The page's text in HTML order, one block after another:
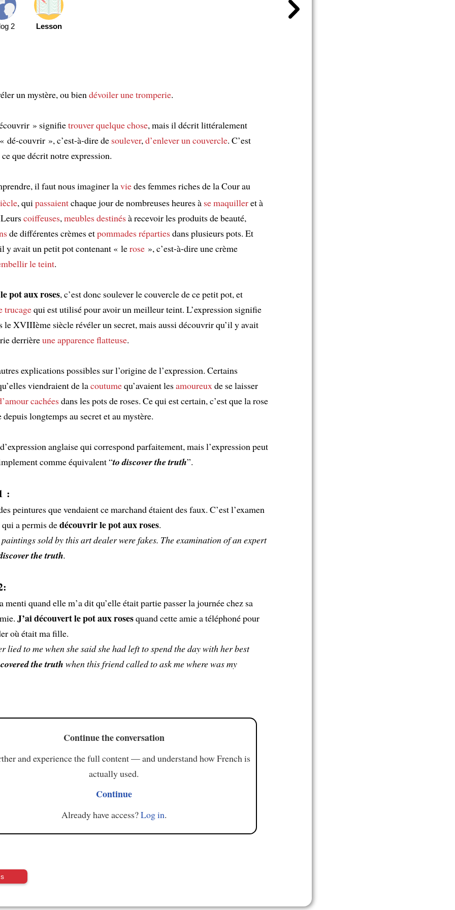
2 Lesson
un mystère, ou bien dévoilerune tromperie.
» signifietrouver quelque chose, mais il décrit littéralement
dé-couvrir », c’est-à-dire de soulever, d’enlever un couvercle. C’est
que décrit notre expression.
il faut nous imaginer laviedes femmes riches de la Cour au
, qui passaientchaque jour de nombreuses heures à se maquilleret à
coiffeuses, meublesdestinésà recevoir les produits de beauté,
de différentes crèmes etpommadesrépartiesdans plusieurs pots. Et
y avait un petit pot contenant « lerose», c’est-à-dire une crème
le teint.
pot aux roses, c’est donc soulever le couvercle de ce petit pot, et
trucagequi est utilisé pour avoir un meilleur teint. L’expression signifie
le XVIIIème siècle révéler un secret, mais aussi découvrir qu’il y avait
derrièreune apparence flatteuse.
explications possibles sur l’origine de l’expression. Certains
viendraient de lacoutumequ’avaient lesamoureux de se laisser
cachéesdans les pots de roses. Ce qui est certain, c’est que la rose
depuis longtemps au secret et au mystère.
anglaise qui correspond parfaitement, mais l’expression peut
comme équivalent “to discover the truth”.
:
peintures que vendaient ce marchand étaient des faux. C’est l’examen
a permis dedécouvrir le pot aux roses.
sold by this art dealer were fakes. The examination of an expert
the truth.
menti quand elle m’a dit qu’elle était partie passer la journée chez sa
J’ai découvert le pot aux rosesquand cette amie a téléphoné pour
où était ma fille.
lied to me when she said she had left to spend the day with her best
the truth when this friend called to ask me where was my
Continue the conversation
and experience the full content — and understand how French is
actually used.
Continue
Already have access?Log in.